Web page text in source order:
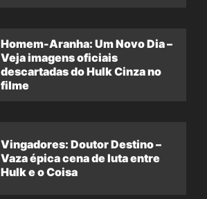
Homem-Aranha: Um Novo Dia –
Veja imagens oficiais
descartadas do Hulk Cinza no
filme
Vingadores: Doutor Destino –
Vaza épica cena de luta entre
Hulk e o Coisa